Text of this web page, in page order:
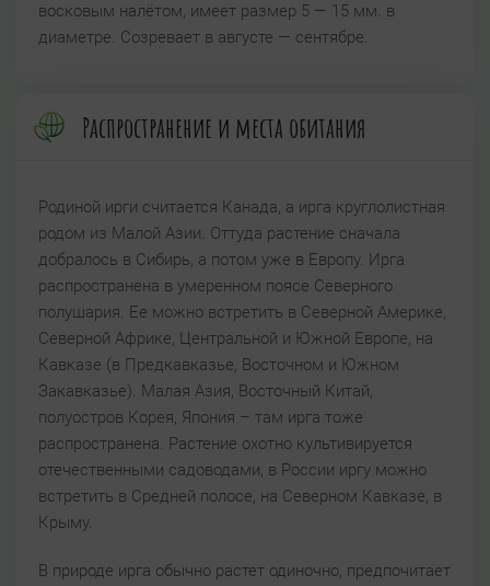
восковым налётом, имеет размер 5 — 15 мм. в
диаметре. Созревает в августе — сентябре.
Распространение и места обитания
Родиной ирги считается Канада, а ирга круглолистная
родом из Малой Азии. Оттуда растение сначала
добралось в Сибирь, а потом уже в Европу. Ирга
распространена в умеренном поясе Северного
полушария. Ее можно встретить в Северной Америке,
Северной Африке, Центральной и Южной Европе, на
Кавказе (в Предкавказье, Восточном и Южном
Закавказье). Малая Азия, Восточный Китай,
полуостров Корея, Япония – там ирга тоже
распространена. Растение охотно культивируется
отечественными садоводами, в России иргу можно
встретить в Средней полосе, на Северном Кавказе, в
Крыму.
В природе ирга обычно растет одиночно, предпочитает